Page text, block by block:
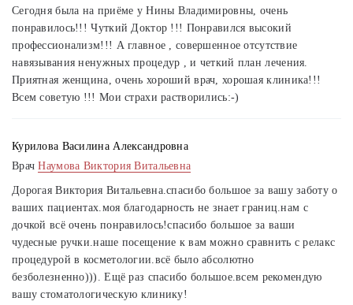
Сегодня была на приёме у Нины Владимировны, очень
понравилось!!! Чуткий Доктор !!! Понравился высокий
профессионализм!!! А главное , совершенное отсутствие
навязывания ненужных процедур , и четкий план лечения.
Приятная женщина, очень хороший врач, хорошая клиника!!!
Всем советую !!! Мои страхи растворились:-)
Курилова Василина Александровна
ВрачНаумова Виктория Витальевна
Дорогая Виктория Витальевна.спасибо большое за вашу заботу о
ваших пациентах.моя благодарность не знает границ.нам с
дочкой всё очень понравилось!спасибо большое за ваши
чудесные ручки.наше посещение к вам можно сравнить с релакс
процедурой в косметологии.всё было абсолютно
безболезненно))). Ещё раз спасибо большое.всем рекомендую
вашу стоматологическую клинику!